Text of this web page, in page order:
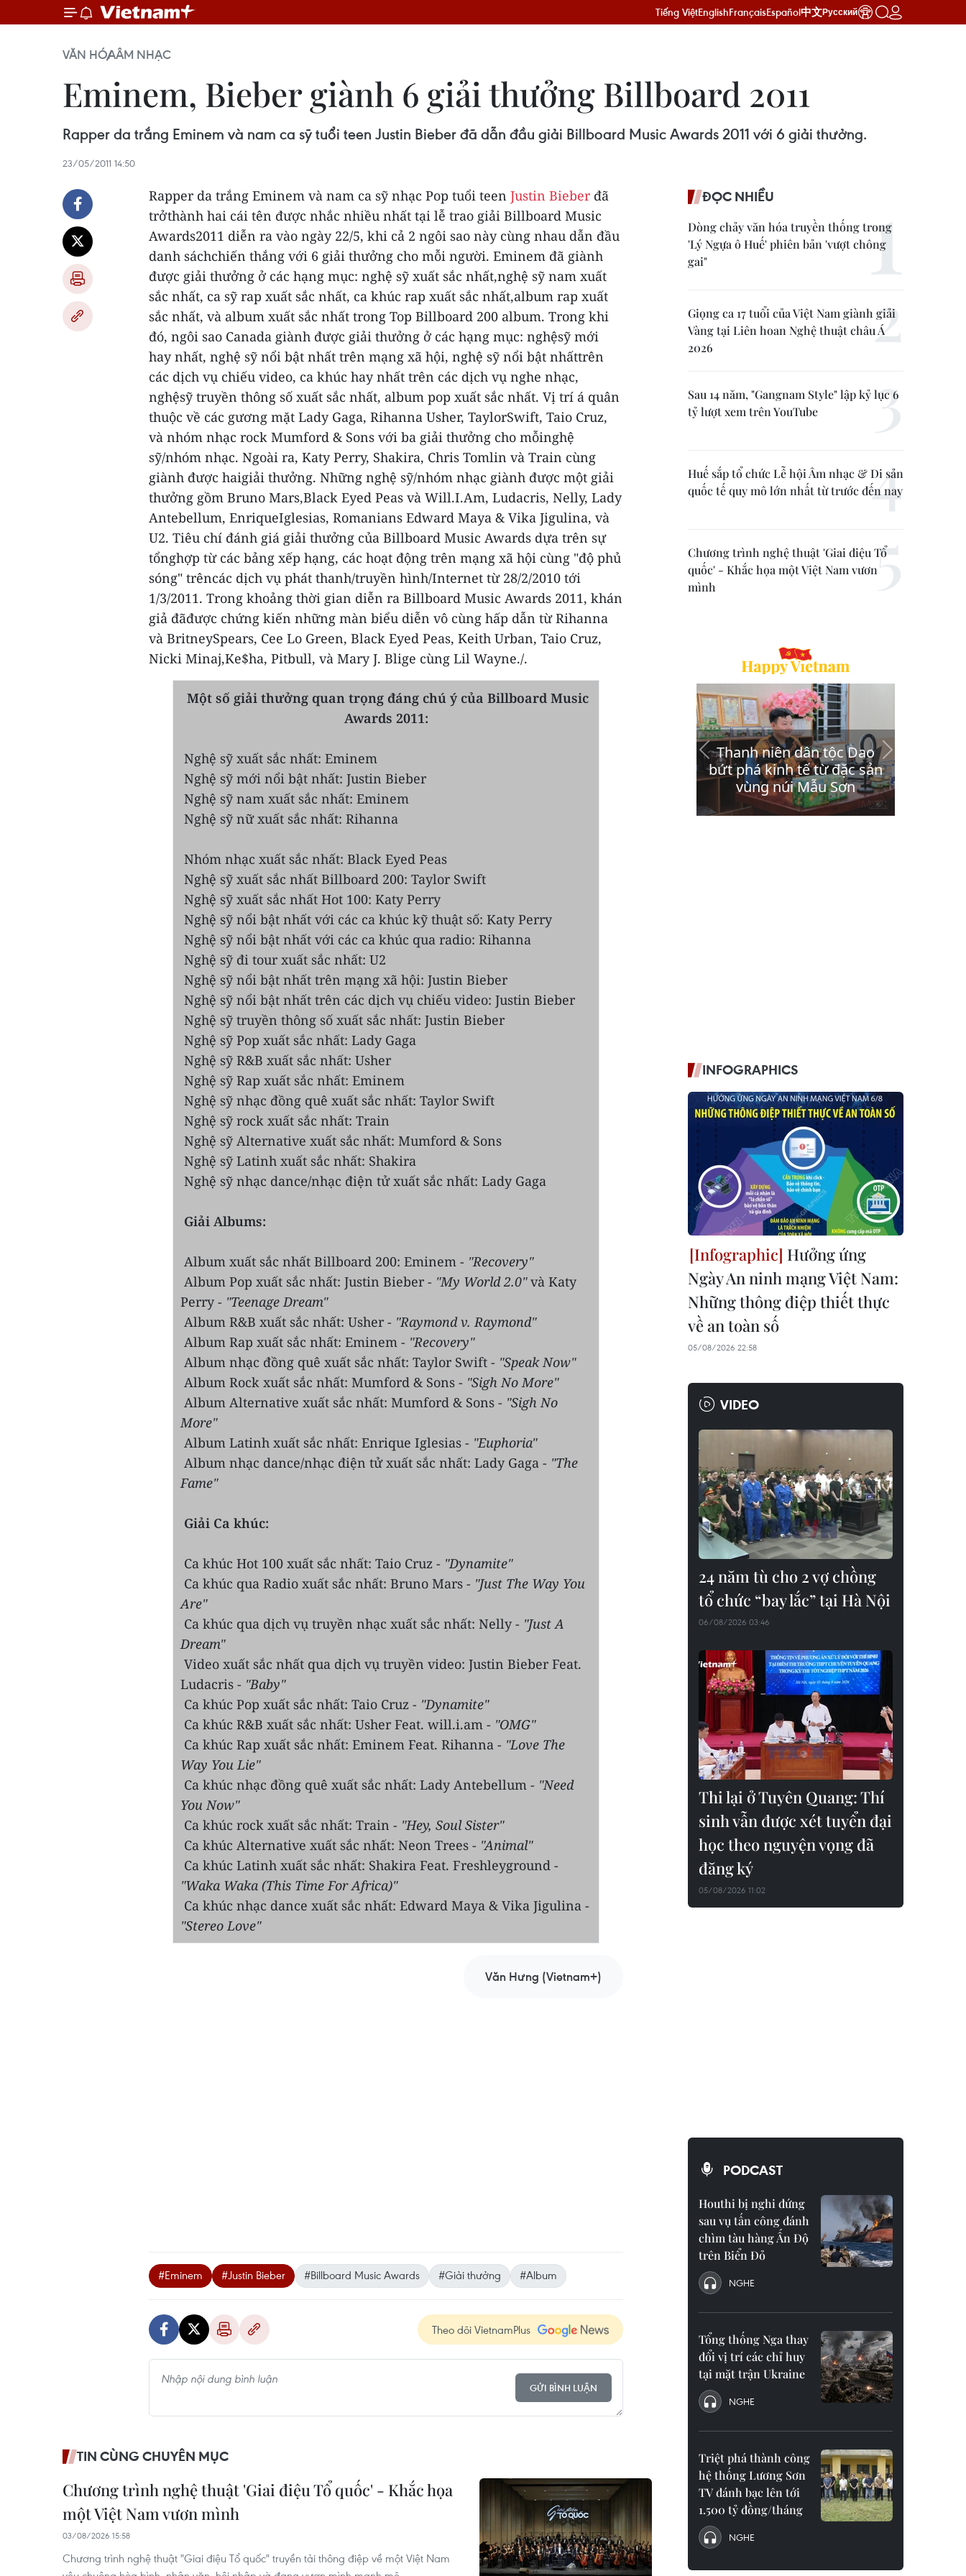
Tiếng ViệtEnglishFrançaisEspañol中文Русский
VĂN HÓAÂM NHẠC
Eminem, Bieber giành 6 giải thưởng Billboard 2011
Rapper da trắng Eminem và nam ca sỹ tuổi teen Justin Bieber đã dẫn đầu giải Billboard Music Awards 2011 với 6 giải thưởng.
23/05/2011 14:50
Rapper da trắng Eminem và nam ca sỹ nhạc Pop tuổi teen Justin Bieberđã
trởthành hai cái tên được nhắc nhiều nhất tại lễ trao giải Billboard Music
Awards2011 diễn ra vào ngày 22/5, khi cả 2 ngôi sao này cùng nhau dẫn đầu
danh sáchchiến thắng với 6 giải thưởng cho mỗi người. Eminem đã giành
được giải thưởng ở các hạng mục: nghệ sỹ xuất sắc nhất,nghệ sỹ nam xuất
sắc nhất, ca sỹ rap xuất sắc nhất, ca khúc rap xuất sắc nhất,album rap xuất
sắc nhất, và album xuất sắc nhất trong Top Billboard 200 album. Trong khi
đó, ngôi sao Canada giành được giải thưởng ở các hạng mục: nghệsỹ mới
hay nhất, nghệ sỹ nổi bật nhất trên mạng xã hội, nghệ sỹ nổi bật nhấttrên
các dịch vụ chiếu video, ca khúc hay nhất trên các dịch vụ nghe nhạc,
nghệsỹ truyền thông số xuất sắc nhất, album pop xuất sắc nhất. Vị trí á quân
thuộc về các gương mặt Lady Gaga, Rihanna Usher, TaylorSwift, Taio Cruz,
và nhóm nhạc rock Mumford & Sons với ba giải thưởng cho mỗinghệ
sỹ/nhóm nhạc. Ngoài ra, Katy Perry, Shakira, Chris Tomlin và Train cùng
giành được haigiải thưởng. Những nghệ sỹ/nhóm nhạc giành được một giải
thưởng gồm Bruno Mars,Black Eyed Peas và Will.I.Am, Ludacris, Nelly, Lady
Antebellum, EnriqueIglesias, Romanians Edward Maya & Vika Jigulina, và
U2. Tiêu chí đánh giá giải thưởng của Billboard Music Awards dựa trên sự
tổnghợp từ các bảng xếp hạng, các hoạt động trên mạng xã hội cùng "độ phủ
sóng" trêncác dịch vụ phát thanh/truyền hình/Internet từ 28/2/2010 tới
1/3/2011. Trong khoảng thời gian diễn ra Billboard Music Awards 2011, khán
giả đãđược chứng kiến những màn biểu diễn vô cùng hấp dẫn từ Rihanna
và BritneySpears, Cee Lo Green, Black Eyed Peas, Keith Urban, Taio Cruz,
Nicki Minaj,Ke$ha, Pitbull, và Mary J. Blige cùng Lil Wayne./.
Một số giải thưởng quan trọng đáng chú ý của Billboard Music
Awards 2011:
Nghệ sỹ xuất sắc nhất: Eminem
Nghệ sỹ mới nổi bật nhất: Justin Bieber
Nghệ sỹ nam xuất sắc nhất: Eminem
Nghệ sỹ nữ xuất sắc nhất: Rihanna
Nhóm nhạc xuất sắc nhất: Black Eyed Peas
Nghệ sỹ xuất sắc nhất Billboard 200: Taylor Swift
Nghệ sỹ xuất sắc nhất Hot 100: Katy Perry
Nghệ sỹ nổi bật nhất với các ca khúc kỹ thuật số: Katy Perry
Nghệ sỹ nổi bật nhất với các ca khúc qua radio: Rihanna
Nghệ sỹ đi tour xuất sắc nhất: U2
Nghệ sỹ nổi bật nhất trên mạng xã hội: Justin Bieber
Nghệ sỹ nổi bật nhất trên các dịch vụ chiếu video: Justin Bieber
Nghệ sỹ truyền thông số xuất sắc nhất: Justin Bieber
Nghệ sỹ Pop xuất sắc nhất: Lady Gaga
Nghệ sỹ R&B xuất sắc nhất: Usher
Nghệ sỹ Rap xuất sắc nhất: Eminem
Nghệ sỹ nhạc đồng quê xuất sắc nhất: Taylor Swift
Nghệ sỹ rock xuất sắc nhất: Train
Nghệ sỹ Alternative xuất sắc nhất: Mumford & Sons
Nghệ sỹ Latinh xuất sắc nhất: Shakira
Nghệ sỹ nhạc dance/nhạc điện tử xuất sắc nhất: Lady Gaga
Giải Albums:
Album xuất sắc nhất Billboard 200: Eminem - "Recovery"
Album Pop xuất sắc nhất: Justin Bieber - "My World 2.0"và Katy
Perry - "Teenage Dream"
Album R&B xuất sắc nhất: Usher - "Raymond v. Raymond"
Album Rap xuất sắc nhất: Eminem - "Recovery"
Album nhạc đồng quê xuất sắc nhất: Taylor Swift - "Speak Now"
Album Rock xuất sắc nhất: Mumford & Sons - "Sigh No More"
Album Alternative xuất sắc nhất: Mumford & Sons - "Sigh No
More"
Album Latinh xuất sắc nhất: Enrique Iglesias - "Euphoria"
Album nhạc dance/nhạc điện tử xuất sắc nhất: Lady Gaga - "The
Fame"
Giải Ca khúc:
Ca khúc Hot 100 xuất sắc nhất: Taio Cruz - "Dynamite"
Ca khúc qua Radio xuất sắc nhất: Bruno Mars - "Just The Way You
Are"
Ca khúc qua dịch vụ truyền nhạc xuất sắc nhất: Nelly - "Just A
Dream"
Video xuất sắc nhất qua dịch vụ truyền video: Justin Bieber Feat.
Ludacris - "Baby"
Ca khúc Pop xuất sắc nhất: Taio Cruz - "Dynamite"
Ca khúc R&B xuất sắc nhất: Usher Feat. will.i.am - "OMG"
Ca khúc Rap xuất sắc nhất: Eminem Feat. Rihanna - "Love The
Way You Lie"
Ca khúc nhạc đồng quê xuất sắc nhất: Lady Antebellum - "Need
You Now"
Ca khúc rock xuất sắc nhất: Train - "Hey, Soul Sister"
Ca khúc Alternative xuất sắc nhất: Neon Trees - "Animal"
Ca khúc Latinh xuất sắc nhất: Shakira Feat. Freshleyground -
"Waka Waka (This Time For Africa)"
Ca khúc nhạc dance xuất sắc nhất: Edward Maya & Vika Jigulina -
"Stereo Love"
Văn Hưng (Vietnam+)
#Eminem #Justin Bieber #Billboard Music Awards #Giải thưởng #Album
Theo dõi VietnamPlus
GỬI BÌNH LUẬN
TIN CÙNG CHUYÊN MỤC
Chương trình nghệ thuật 'Giai điệu Tổ quốc' - Khắc họa
một Việt Nam vươn mình
03/08/2026 15:58
Chương trình nghệ thuật "Giai điệu Tổ quốc" truyền tải thông điệp về một Việt Nam
ĐỌC NHIỀU
Dòng chảy văn hóa truyền thống trong
'Lý Ngựa ô Huế' phiên bản 'vượt chông
gai"
Giọng ca 17 tuổi của Việt Nam giành giải
Vàng tại Liên hoan Nghệ thuật châu Á
2026
Sau 14 năm, "Gangnam Style" lập kỷ lục 6
tỷ lượt xem trên YouTube
Huế sắp tổ chức Lễ hội Âm nhạc & Di sản
quốc tế quy mô lớn nhất từ trước đến nay
Chương trình nghệ thuật 'Giai điệu Tổ
quốc' - Khắc họa một Việt Nam vươn
mình
INFOGRAPHICS
Hưởng ứng
Ngày An ninh mạng Việt Nam:
Những thông điệp thiết thực
về an toàn số
05/08/2026 22:58
VIDEO
24 năm tù cho 2 vợ chồng
tổ chức “bay lắc” tại Hà Nội
06/08/2026 03:46
Thi lại ở Tuyên Quang: Thí
sinh vẫn được xét tuyển đại
học theo nguyện vọng đã
đăng ký
05/08/2026 11:02
PODCAST
Houthi bị nghi đứng
sau vụ tấn công đánh
chìm tàu hàng Ấn Độ
trên Biển Đỏ
NGHE
Tổng thống Nga thay
đổi vị trí các chỉ huy
tại mặt trận Ukraine
NGHE
Triệt phá thành công
hệ thống Lương Sơn
TV đánh bạc lên tới
1.500 tỷ đồng/tháng
NGHE